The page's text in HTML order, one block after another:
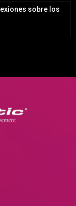
sobre los